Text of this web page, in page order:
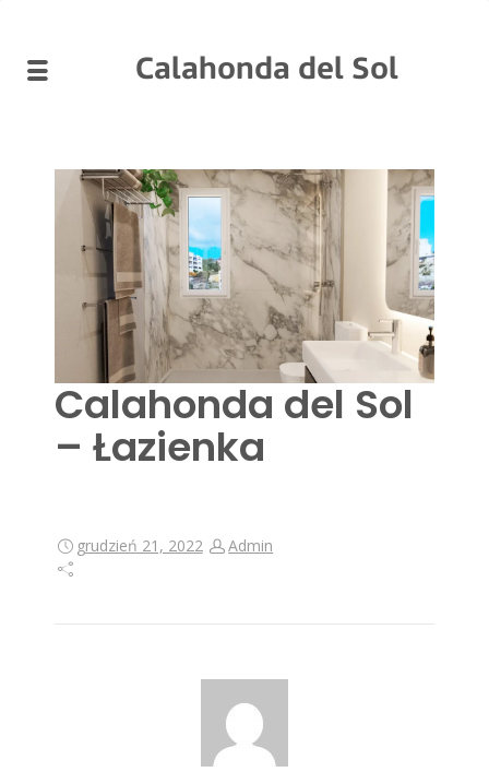
Calahonda del Sol
Calahonda del Sol
– Łazienka
grudzień 21, 2022 Admin